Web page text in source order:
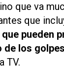
que va
que
pueden
de los golpes
TV.